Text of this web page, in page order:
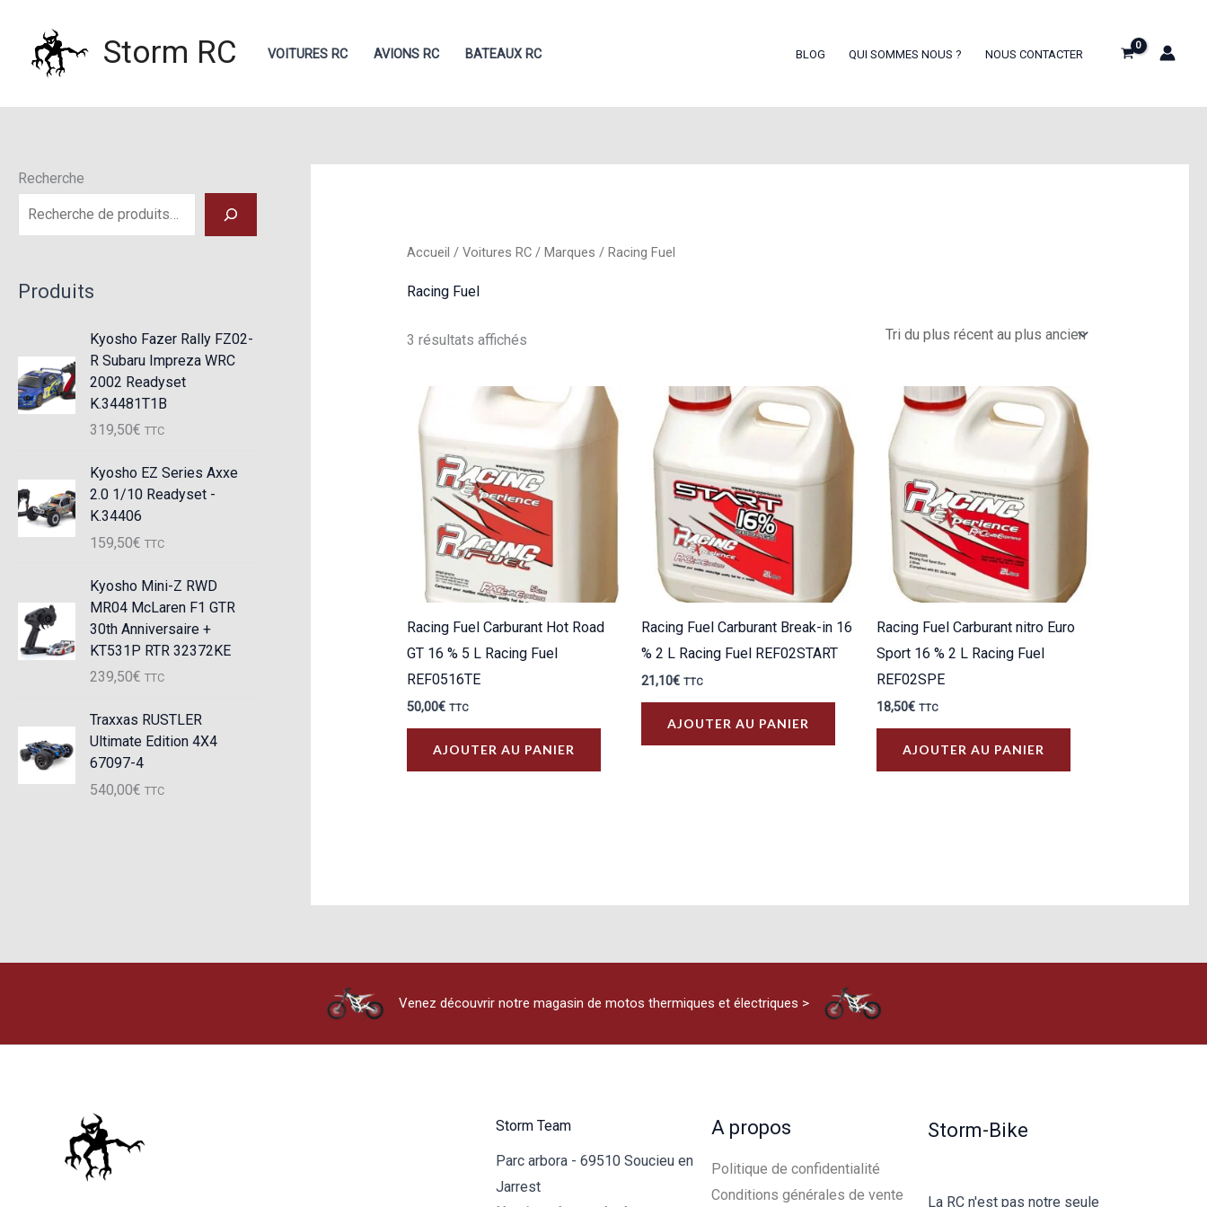
contenu
Storm RC VOITURES RC AVIONS RC BATEAUX RC BLOG QUI SOMMES NOUS ? NOUS CONTACTER
Recherche
Produits
Kyosho Fazer Rally FZ02-
R Subaru Impreza WRC
2002 Readyset
K.34481T1B
319,50€ TTC
Kyosho EZ Series Axxe
2.0 1/10 Readyset -
K.34406
159,50€ TTC
Kyosho Mini-Z RWD
MR04 McLaren F1 GTR
30th Anniversaire +
KT531P RTR 32372KE
239,50€ TTC
Traxxas RUSTLER
Ultimate Edition 4X4
67097-4
540,00€ TTC
Accueil / Voitures RC/ Marques / Racing Fuel
Racing Fuel
3 résultats affichésTrié
au
Racing Fuel Carburant Hot Road
GT 16 % 5 L Racing Fuel
REF0516TE
50,00€ TTC
AJOUTER AU PANIER
Racing Fuel Carburant Break-in 16
% 2 L Racing Fuel REF02START
21,10€ TTC
AJOUTER AU PANIER
Racing Fuel Carburant nitro Euro
Sport 16 % 2 L Racing Fuel
REF02SPE
18,50€ TTC
AJOUTER AU PANIER
Venez découvrir notre magasin de motos thermiques et électriques >
Storm Team
Parc arbora - 69510 Soucieu en
Jarrest
A propos
Politique de confidentialité
Conditions générales de vente
Storm-Bike
La RC n'est pas notre seule